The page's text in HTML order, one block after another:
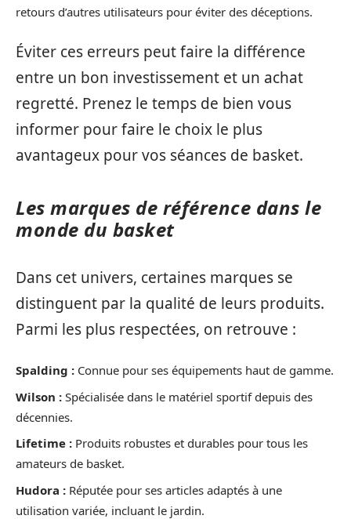
retours d’autres utilisateurs pour éviter des déceptions.
Éviter ces erreurs peut faire la différence
entre un bon investissement et un achat
regretté. Prenez le temps de bien vous
informer pour faire le choix le plus
avantageux pour vos séances de basket.
Les marques de référence dans le
monde du basket
Dans cet univers, certaines marques se
distinguent par la qualité de leurs produits.
Parmi les plus respectées, on retrouve :
Spalding : Connue pour ses équipements haut de gamme.
Wilson : Spécialisée dans le matériel sportif depuis des
décennies.
Lifetime : Produits robustes et durables pour tous les
amateurs de basket.
Hudora : Réputée pour ses articles adaptés à une
utilisation variée, incluant le jardin.